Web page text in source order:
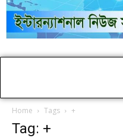
Home Tags +
Tag: +